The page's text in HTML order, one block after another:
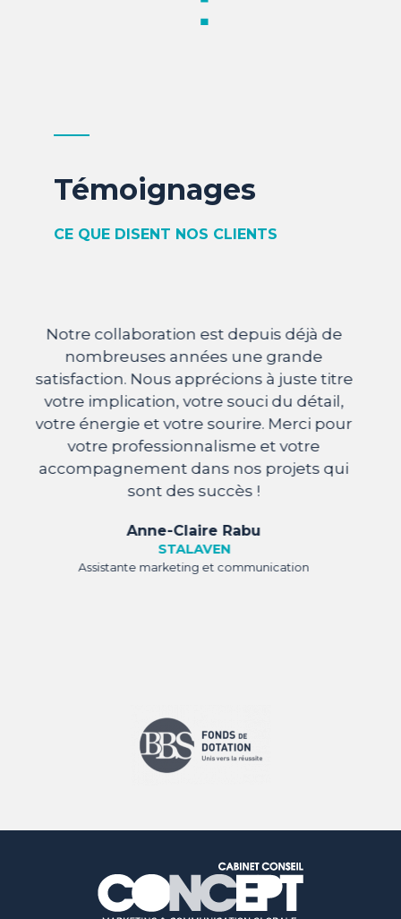
Témoignages
CE QUE DISENT NOS CLIENTS
Entreprise spécialisée en sous-traitance
industrielle dans le secteur de la métallurgie,
l’agence Concept nous accompagne dans la
création de nos supports de communication :
roll-up, plaquette commerciale et carte de
vœux. Le travail sur la personnalité de notre
marque nous permet aujourd’hui, d’accroître
notre visibilité et notre impact auprès de nos
Hervé Le Gall
OXYMAX